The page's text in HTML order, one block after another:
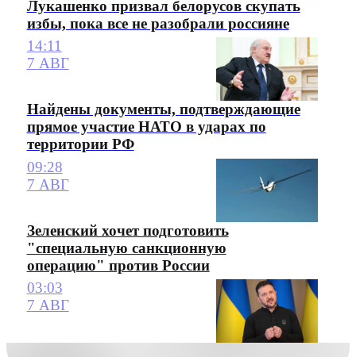
Лукашенко призвал белорусов скупать
избы, пока все не разобрали россияне
14:11
7 АВГ
Найдены документы, подтверждающие
прямое участие НАТО в ударах по
территории РФ
09:28
7 АВГ
Зеленский хочет подготовить
"специальную санкционную
операцию" против России
03:03
7 АВГ